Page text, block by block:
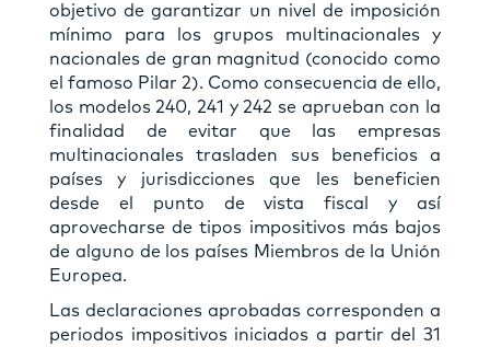
objetivo de garantizar un nivel de imposición
mínimo para los grupos multinacionales y
nacionales de gran magnitud (conocido como
el famoso Pilar 2). Como consecuencia de ello,
los modelos 240, 241 y 242 se aprueban con la
finalidad de evitar que las empresas
multinacionales trasladen sus beneficios a
países y jurisdicciones que les beneficien
desde el punto de vista fiscal y así
aprovecharse de tipos impositivos más bajos
de alguno de los países Miembros de la Unión
Europea.
Las declaraciones aprobadas corresponden a
periodos impositivos iniciados a partir del 31